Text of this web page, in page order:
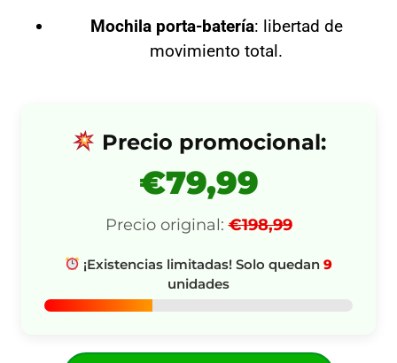
Mochila porta-batería: libertad de
movimiento total.
Precio promocional:
€79,99
Precio original: €198,99
¡Existencias limitadas! Solo quedan9
unidades